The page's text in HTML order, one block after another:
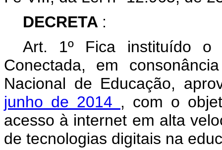
DECRETA :
Art. 1º Fica instituído o
Conectada, em
Nacional de Educação,
junho de 2014 , com o
acesso à internet em alta
de tecnologias digitais na